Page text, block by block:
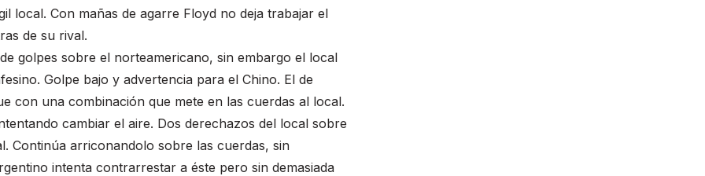
local. Con mañas de agarre Floyd no deja trabajar el
de su rival.
golpes sobre el norteamericano, sin embargo el local
Golpe bajo y advertencia para el Chino. El de
con una combinación que mete en las cuerdas al local.
cambiar el aire. Dos derechazos del local sobre
Continúa arriconandolo sobre las cuerdas, sin
intenta contrarrestar a éste pero sin demasiada